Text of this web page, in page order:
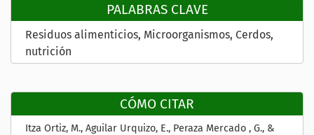
PALABRAS CLAVE
Residuos alimenticios Microorganismos Cerdos
nutrición
CÓMO CITAR
Itza Ortiz, M., Aguilar Urquizo, E., Peraza Mercado , G., &